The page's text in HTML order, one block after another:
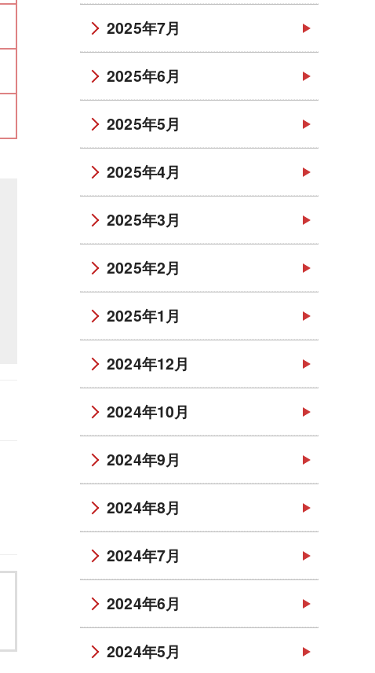
2025年7月
2025年6月
2025年5月
2025年4月
2025年3月
2025年2月
2025年1月
2024年12月
2024年10月
2024年9月
2024年8月
2024年7月
2024年6月
2024年5月